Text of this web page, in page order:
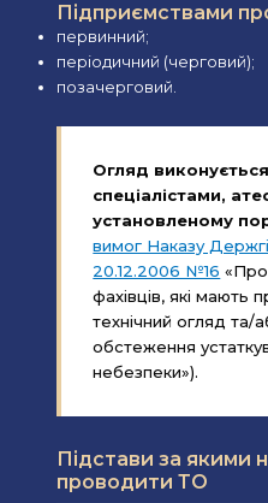
Підприємствами
первинний;
періодичний (черговий);
позачерговий.
Огляд
спеціалістами,
установленому
вимог Наказу
20.12.2006 №16 «Про
фахівців, які мають
технічний огляд та/
обстеження
небезпеки»).
Підстави за якими
проводити ТО